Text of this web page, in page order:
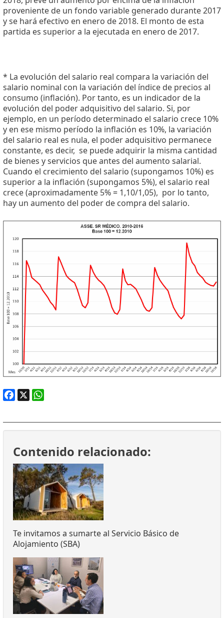
proveniente de un fondo variable generado durante 2017
y se hará efectivo en enero de 2018. El monto de esta
partida es superior a la ejecutada en enero de 2017.
* La evolución del salario real compara la variación del
salario nominal con la variación del índice de precios al
consumo (inflación). Por tanto, es un indicador de la
evolución del poder adquisitivo del salario. Si, por
ejemplo, en un período determinado el salario crece 10%
y en ese mismo período la inflación es 10%, la variación
del salario real es nula, el poder adquisitivo permanece
constante, es decir, se puede adquirir la misma cantidad
de bienes y servicios que antes del aumento salarial.
Cuando el crecimiento del salario (supongamos 10%) es
superior a la inflación (supongamos 5%), el salario real
crece (aproximadamente 5% = 1,10/1,05), por lo tanto,
hay un aumento del poder de compra del salario.
Contenido relacionado:
Te invitamos a sumarte al Servicio Básico de
Alojamiento (SBA)